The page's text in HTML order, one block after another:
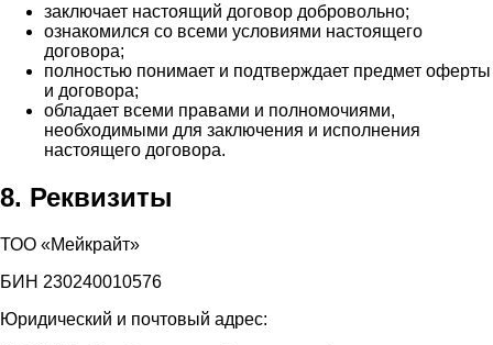
заключает настоящий договор добровольно;
ознакомился со всеми условиями настоящего
договора;
полностью понимает и подтверждает предмет оферты
и договора;
обладает всеми правами и полномочиями,
необходимыми для заключения и исполнения
настоящего договора.
8. Реквизиты
ТОО «Мейкрайт»
БИН 230240010576
Юридический и почтовый адрес: